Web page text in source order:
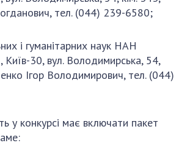
тел. (044) 239-6580;
і гуманітарних наук НАН
Київ-30, вул. Володимирська, 54,
Ігор Володимирович, тел. (044)
у конкурсі має включати пакет